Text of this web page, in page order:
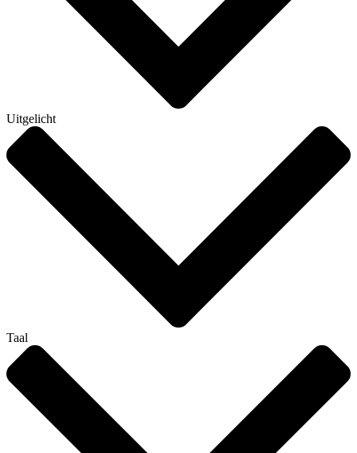
Uitgelicht
Taal